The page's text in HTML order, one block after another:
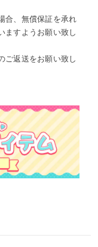
合、無償保証を承れ
ますようお願い致し
ご返送をお願い致し